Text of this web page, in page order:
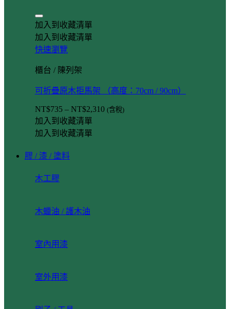
加入到收藏清單
加入到收藏清單
快速瀏覽
櫃台 / 陳列架
可折疊原木拒馬架 （高度：70cm / 90cm）
NT$735 – NT$2,310 (含稅)
加入到收藏清單
加入到收藏清單
膠 / 漆 / 塗料
木工膠
木蠟油 / 護木油
室內用漆
室外用漆